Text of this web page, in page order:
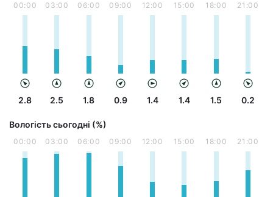
00:00
2.8
03:00
2.5
06:00
1.8
09:00
0.9
12:00
1.4
15:00
1.4
18:00
1.5
21:00
0.2
Вологість сьогодні (%)
00:00 03:00 06:00 09:00 12:00 15:00 18:00 21:00